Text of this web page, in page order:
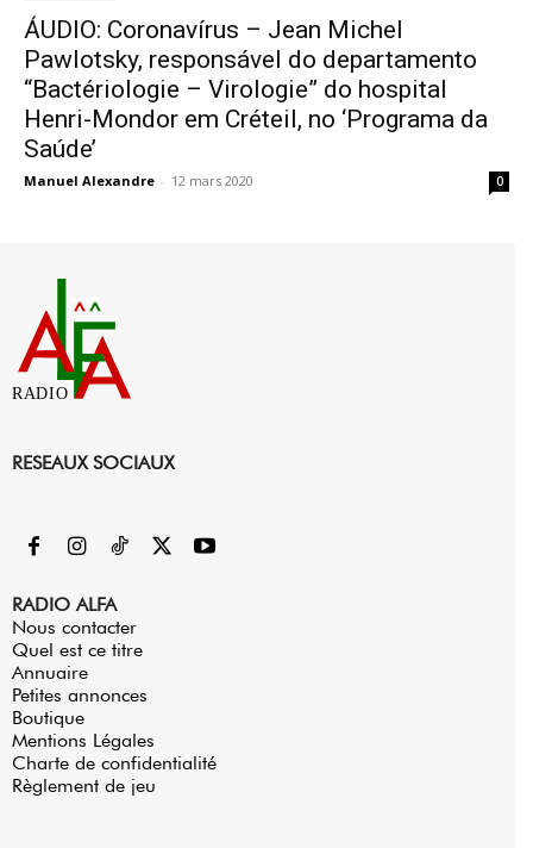
ÁUDIO: Coronavírus – Jean Michel
Pawlotsky, responsável do departamento
“Bactériologie – Virologie” do hospital
Henri-Mondor em Créteil, no ‘Programa da
Saúde’
Manuel Alexandre - 12 mars 2020 0
RADIO
RESEAUX SOCIAUX
RADIO ALFA
Nous contacter
Quel est ce titre
Annuaire
Petites annonces
Boutique
Mentions Légales
Charte de confidentialité
Règlement de jeu